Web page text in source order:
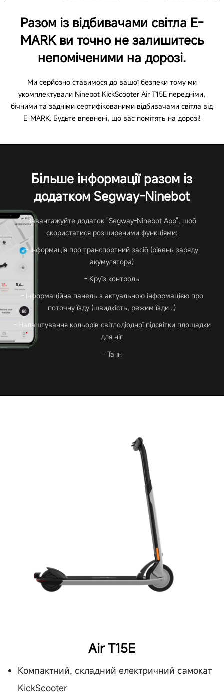
Разом із відбивачами світла E-
MARK ви точно не залишитесь
непоміченими на дорозі.
Ми серйозно ставимося до вашої безпеки тому ми
укомплектували Ninebot KickScooter Air T15E передніми,
бічними та задніми сертифікованими відбивачами світла від
E-MARK. Будьте впевнені, що вас помітять на дорозі!
Більше інформації разом із
додатком Segway-Ninebot
Завантажуйте додаток "Segway-Ninebot App", щоб
скористатися розширеними функціями:
- Інформація про транспортний засіб (рівень заряду
акумулятора)
- Круїз контроль
- Інформаційна панель з актуальною інформацією про
поточну їзду (швидкість, режим їзди ..)
- Налаштування кольорів світлодіодної підсвітки площадки
для ніг
- Та ін
Air T15E
Компактний, складний електричний самокат
KickScooter